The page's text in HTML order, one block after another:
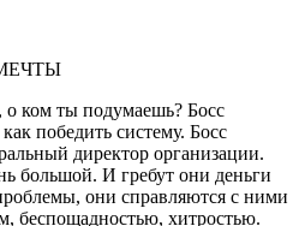
ком ты подумаешь? Босс
победить систему. Босс
директор организации.
большой. И гребут они деньги
они справляются с ними
беспощадностью, хитростью.